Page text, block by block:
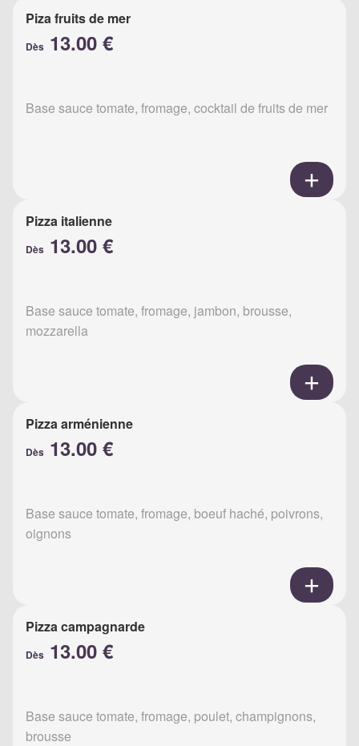
Piza fruits de mer
Dès 13.00 €
Base sauce tomate, fromage, cocktail de fruits de mer
Pizza italienne
Dès 13.00 €
Base sauce tomate, fromage, jambon, brousse,
mozzarella
Pizza arménienne
Dès 13.00 €
Base sauce tomate, fromage, boeuf haché, poivrons,
oignons
Pizza campagnarde
Dès 13.00 €
Base sauce tomate, fromage, poulet, champignons,
brousse